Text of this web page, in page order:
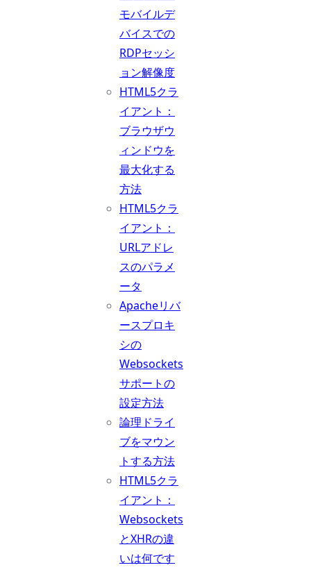
モバイルデ
バイスでの
RDPセッシ
ョン解像度
HTML5クラ
イアント：
ブラウザウ
ィンドウを
最大化する
方法
HTML5クラ
イアント：
URLアドレ
スのパラメ
ータ
Apacheリバ
ースプロキ
シの
Websockets
サポートの
設定方法
論理ドライ
ブをマウン
トする方法
HTML5クラ
イアント：
Websockets
とXHRの違
いは何です